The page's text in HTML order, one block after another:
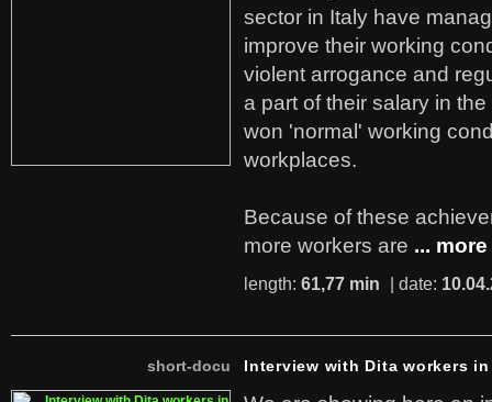
sector in Italy have
improve their working
violent arrogance and
a part of their salary in
won 'normal' working
workplaces.
Because of these
more workers are ... more
length: 61,77 min | date:
short-docu Interview with Dita workers in